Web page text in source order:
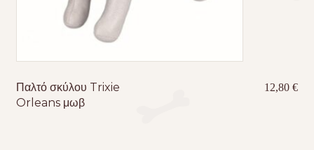
Παλτό σκύλου Trixie
Orleans μωβ
12,80€